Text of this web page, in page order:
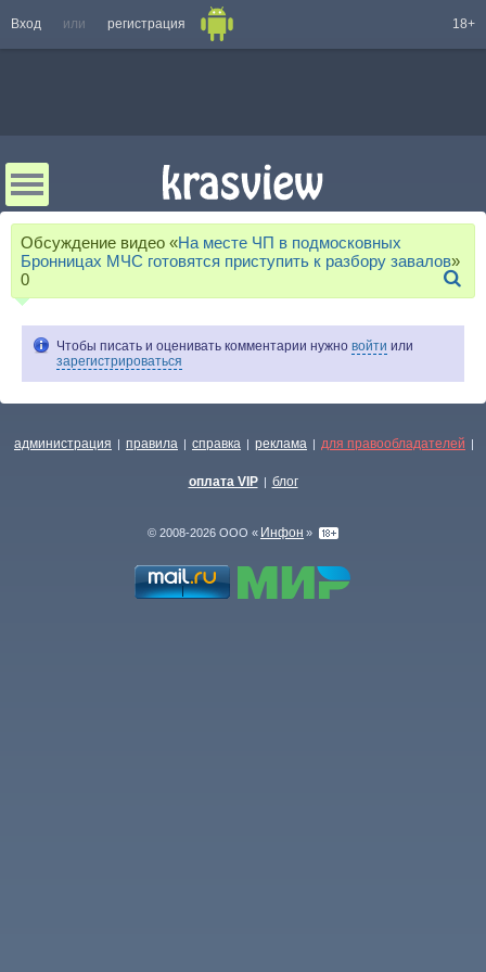
Вход или регистрация 18+
Обсуждение видео «На месте ЧП в подмосковных
Бронницах МЧС готовятся приступить к разбору завалов»
0
Чтобы писать и оценивать комментарии нужно войти или
зарегистрироваться
администрация | правила | справка | реклама | для правообладателей |
оплата VIP | блог
© 2008-2026 ООО « Инфон »